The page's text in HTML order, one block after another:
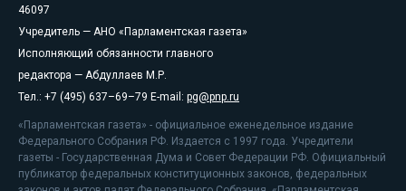
46097
Учредитель — АНО «Парламентская газета»
Исполняющий обязанности главного
редактора — Абдуллаев М.Р.
Тел.: +7 (495) 637–69–79 E-mail: pg@pnp.ru
«Парламентская газета» - официальное еженедельное издание
Федерального Собрания РФ. Издается с 1997 года. Учредители
газеты - Государственная Дума и Совет Федерации РФ. Официальный
публикатор федеральных конституционных законов, федеральных